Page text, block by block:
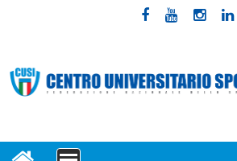
MENU